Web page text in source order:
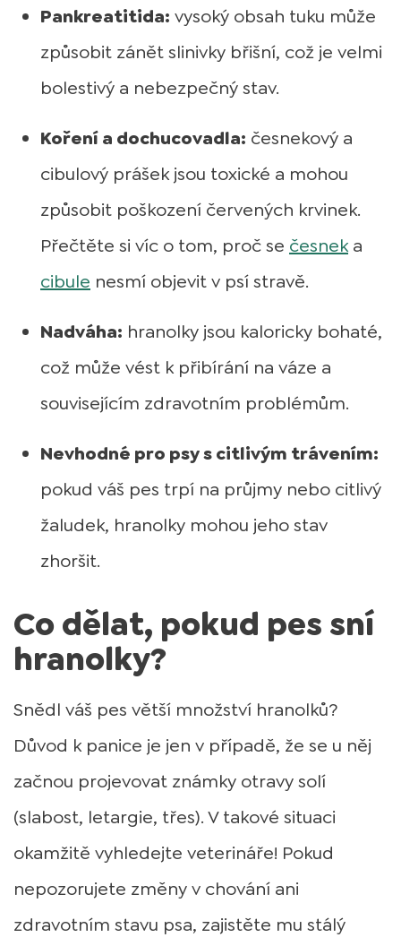
Pankreatitida: vysoký obsah tuku může
způsobit zánět slinivky břišní, což je velmi
bolestivý a nebezpečný stav.
Koření a dochucovadla: česnekový a
cibulový prášek jsou toxické a mohou
způsobit poškození červených krvinek.
Přečtěte si víc o tom, proč se česnek a
cibule nesmí objevit v psí stravě.
Nadváha: hranolky jsou kaloricky bohaté,
což může vést k přibírání na váze a
souvisejícím zdravotním problémům.
Nevhodné pro psy s citlivým trávením:
pokud váš pes trpí na průjmy nebo citlivý
žaludek, hranolky mohou jeho stav
zhoršit.
Co dělat, pokud pes sní
hranolky?
Snědl váš pes větší množství hranolků?
Důvod k panice je jen v případě, že se u něj
začnou projevovat známky otravy solí
(slabost, letargie, třes). V takové situaci
okamžitě vyhledejte veterináře! Pokud
nepozorujete změny v chování ani
zdravotním stavu psa, zajistěte mu stálý